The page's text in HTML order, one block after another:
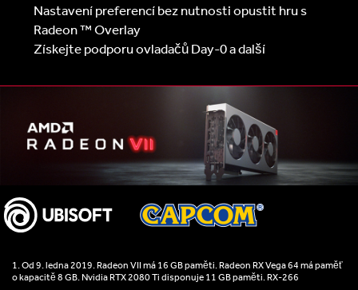
Nastavení preferencí bez nutnosti opustit hru s
Radeon ™ Overlay
Získejte podporu ovladačů Day-0 a další
1. Od 9. ledna 2019. Radeon VII má 16 GB paměti. Radeon RX Vega 64 má paměť
o kapacitě 8 GB. Nvidia RTX 2080 Ti disponuje 11 GB paměti. RX-266